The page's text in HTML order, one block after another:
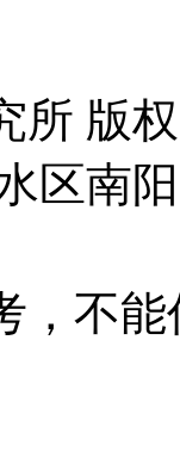
所 版
区南
，不